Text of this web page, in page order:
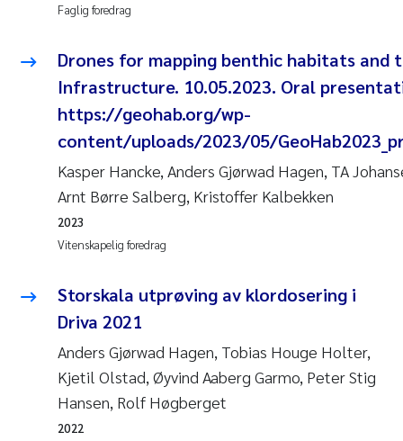
Faglig foredrag
Drones for mapping benthic habitats and
Infrastructure. 10.05.2023. Oral
https://geohab.org/wp-
content/uploads/2023/05/
Kasper Hancke, Anders Gjørwad Hagen, TA
Arnt Børre Salberg, Kristoffer Kalbekken
Vitenskapelig foredrag
2023
Storskala utprøving av klordosering i
Driva 2021
Anders Gjørwad Hagen, Tobias Houge Holter,
Kjetil Olstad, Øyvind Aaberg Garmo, Peter Stig
Hansen, Rolf Høgberget
2022